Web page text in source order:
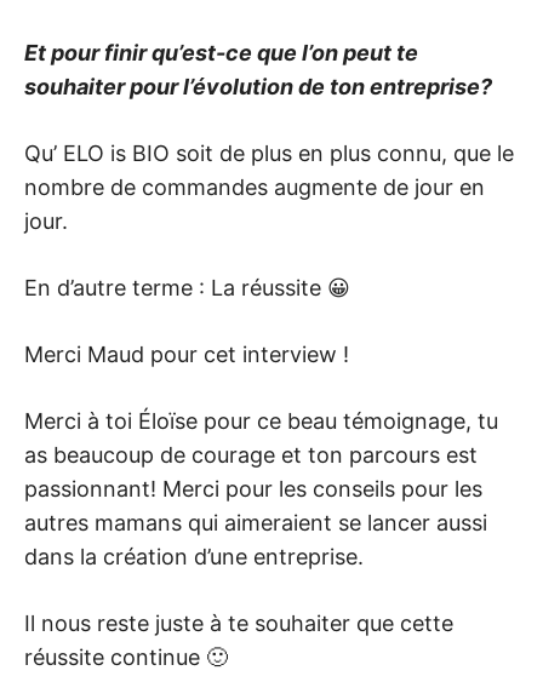
Et pour finir qu’est-ce que l’on peut te
souhaiter pour l’évolution de ton entreprise?
Qu’ ELO is BIO soit de plus en plus connu, que le
nombre de commandes augmente de jour en
jour.
En d’autre terme : La réussite 😀
Merci Maud pour cet interview !
Merci à toi Éloïse pour ce beau témoignage, tu
as beaucoup de courage et ton parcours est
passionnant! Merci pour les conseils pour les
autres mamans qui aimeraient se lancer aussi
dans la création d’une entreprise.
Il nous reste juste à te souhaiter que cette
réussite continue 🙂